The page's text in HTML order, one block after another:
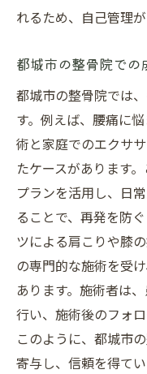
れるため、自己管理
都城市の整骨院での
都城市の整骨院では
す。例えば、腰痛に
術と家庭でのエクサ
たケースがあります
プランを活用し、日
ることで、再発を防
ツによる肩こりや膝
の専門的な施術を受
あります。施術者は
行い、施術後のフォ
このように、都城市
寄与し、信頼を得てい